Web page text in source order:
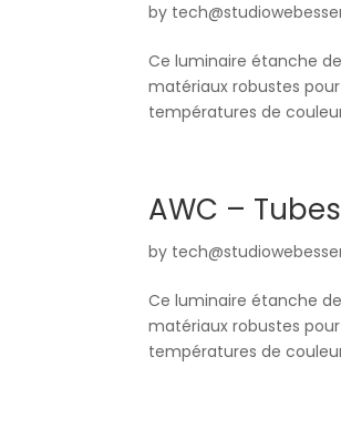
by
Ce luminaire étanche
matériaux robustes
températures de
AWC –
by
Ce luminaire étanche
matériaux robustes
températures de